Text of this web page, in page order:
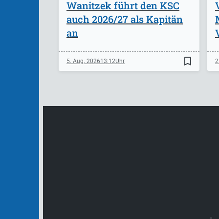
Wanitzek führt den KSC
auch 2026/27 als Kapitän
an
5. Aug. 202613:12 bookmark_border